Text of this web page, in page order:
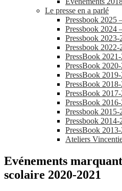
Le presse en a parlé
Pressbook 2025
Pressbook 2024
Pressbook 2023-
Pressbook 2022-
PressBook
PressBook 2020-
PressBook
PressBook
PressBook
PressBook
Pressbook 2015-
Pressbook 2014-
PressBook
Ateliers
Evénements
scolaire 2020-2021